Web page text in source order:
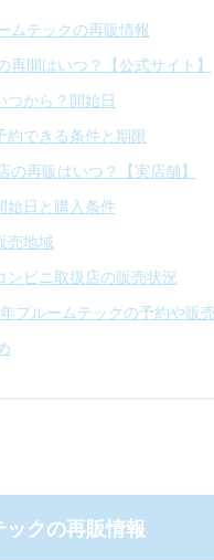
ムテックの再販情報
再開はいつ？【公式サイト】
つから？開始日
約できる条件と期限
の再販はいつ？【実店舗】
始日と購入条件
売地域
ンビニ取扱店の販売状況
プルームテックの予約や販
ックの再販情報